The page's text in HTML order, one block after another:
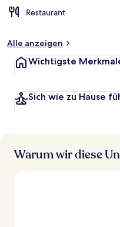
Restaurant
Alle anzeigen
Wichtigste
Sich wie zu Hause
Warum wir diese